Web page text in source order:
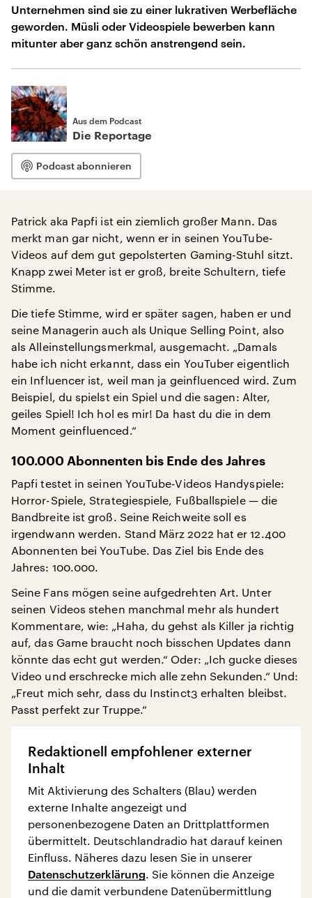
Unternehmen sind sie zu einer lukrativen Werbefläche
geworden. Müsli oder Videospiele bewerben kann
mitunter aber ganz schön anstrengend sein.
Aus dem Podcast
Die Reportage
Podcast abonnieren
Patrick aka Papfi ist ein ziemlich großer Mann. Das
merkt man gar nicht, wenn er in seinen YouTube-
Videos auf dem gut gepolsterten Gaming-Stuhl sitzt.
Knapp zwei Meter ist er groß, breite Schultern, tiefe
Stimme.
Die tiefe Stimme, wird er später sagen, haben er und
seine Managerin auch als Unique Selling Point, also
als Alleinstellungsmerkmal, ausgemacht. „Damals
habe ich nicht erkannt, dass ein YouTuber eigentlich
ein Influencer ist, weil man ja geinfluenced wird. Zum
Beispiel, du spielst ein Spiel und die sagen: Alter,
geiles Spiel! Ich hol es mir! Da hast du die in dem
Moment geinfluenced.“
100.000 Abonnenten bis Ende des Jahres
Papfi testet in seinen YouTube-Videos Handyspiele:
Horror-Spiele, Strategiespiele, Fußballspiele — die
Bandbreite ist groß. Seine Reichweite soll es
irgendwann werden. Stand März 2022 hat er 12.400
Abonnenten bei YouTube. Das Ziel bis Ende des
Jahres: 100.000.
Seine Fans mögen seine aufgedrehten Art. Unter
seinen Videos stehen manchmal mehr als hundert
Kommentare, wie: „Haha, du gehst als Killer ja richtig
auf, das Game braucht noch bisschen Updates dann
könnte das echt gut werden.“ Oder: „Ich gucke dieses
Video und erschrecke mich alle zehn Sekunden.“ Und:
„Freut mich sehr, dass du Instinct3 erhalten bleibst.
Passt perfekt zur Truppe.“
Redaktionell empfohlener externer
Inhalt
Mit Aktivierung des Schalters (Blau) werden
externe Inhalte angezeigt und
personenbezogene Daten an Drittplattformen
übermittelt. Deutschlandradio hat darauf keinen
Einfluss. Näheres dazu lesen Sie in unserer
Datenschutzerklärung. Sie können die Anzeige
und die damit verbundene Datenübermittlung